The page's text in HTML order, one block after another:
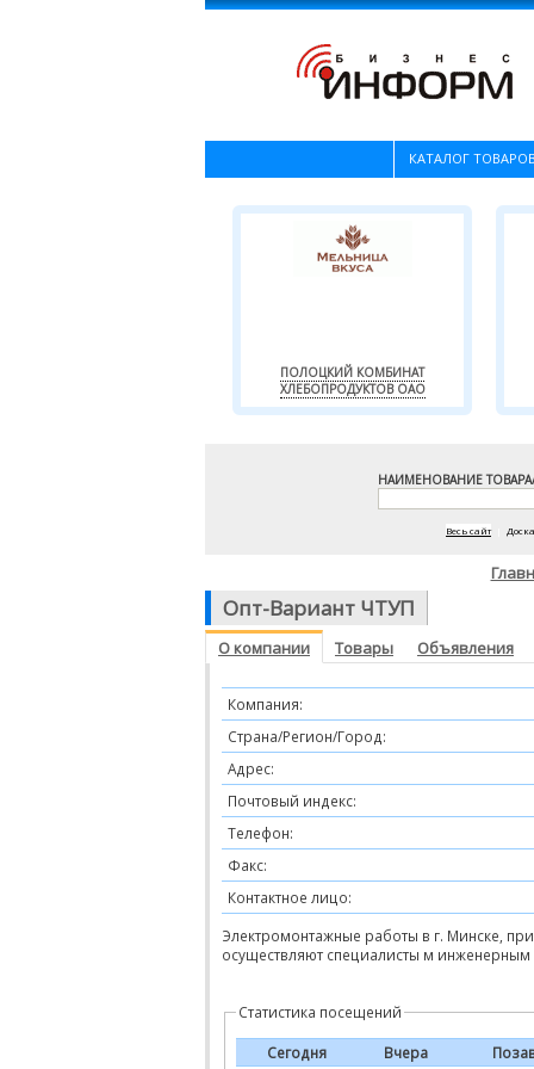
КАТАЛОГ
ПОЛОЦКИЙ КОМБИНАТ
ХЛЕБОПРОДУКТОВ ОАО
НАИМЕНОВАНИЕ
Весь сайт
Опт-Вариант ЧТУП
О компании Товары Объявления
Компания:
Страна/Регион/Город:
Адрес:
Почтовый индекс:
Телефон:
Факс:
Контактное лицо:
Электромонтажные работы в г. Минске,
осуществляют специалисты м
Статистика посещений
Сегодня Вчера